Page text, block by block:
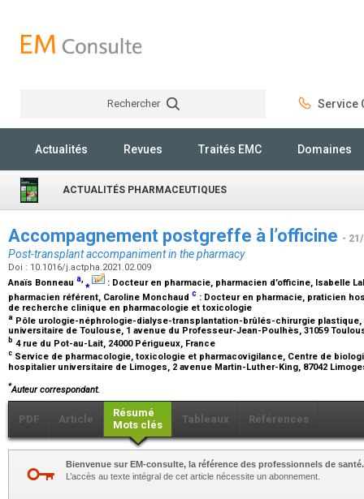
Rechercher Service
Actualités Revues Traités EMC Domaines
ACTUALITÉS PHARMACEUTIQUES
Accompagnement postgreffe à l’officine -
Post-transplant accompaniment in the pharmacy
Doi : 10.1016/j.actpha.2021.02.009
Anaïs Bonneau a,⁎ : Docteur en pharmacie, pharmacien d’officine, Isabelle
pharmacien référent, Caroline Monchaud c : Docteur en pharmacie, praticien
de recherche clinique en pharmacologie et toxicologie
a Pôle urologie-néphrologie-dialyse-transplantation-brûlés-chirurgie plastique,
universitaire de Toulouse, 1 avenue du Professeur-Jean-Poulhès, 31059
b 4 rue du Pot-au-Lait, 24000 Périgueux, France
c Service de pharmacologie, toxicologie et pharmacovigilance, Centre de
hospitalier universitaire de Limoges, 2 avenue Martin-Luther-King, 87042
*Auteur correspondant.
PDF Article
Résumé
Mots clés
Tableaux Références
Bienvenue sur EM-consulte, la référence des professionnels de santé.
L’accès au texte intégral de cet article nécessite un abonnement.